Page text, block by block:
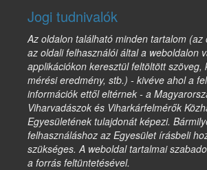
Jogi tudnivalók
Az oldalon található minden tartalom (az
az oldali felhasználói által a weboldalon
applikációkon keresztül feltöltött szöveg,
mérési eredmény, stb.) - kivéve ahol a
információk ettől eltérnek - a
Viharvadászok és Viharkárfelmérők
Egyesületének tulajdonát képezi.
felhasználáshoz az Egyesület írásbeli
szükséges. A weboldal tartalmai
a forrás feltüntetésével.